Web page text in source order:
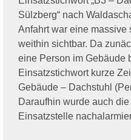
Sülzberg“ nach
Anfahrt war eine
weithin sichtbar. Da
eine Person im Gebäude
Einsatzstichwort kurze
Gebäude – Dachstuhl
Daraufhin wurde auch
Einsatzstelle